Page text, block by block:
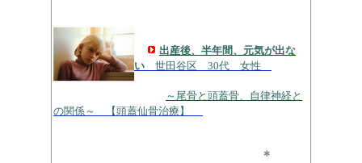
出産後、半年間、元気が出な
い
世田谷区 30代 女性
～尾骨と頭蓋骨、自律神経と
の関係～ 【頭蓋仙骨治療】
＊